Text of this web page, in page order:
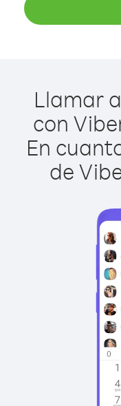
Llamar
con
En
de